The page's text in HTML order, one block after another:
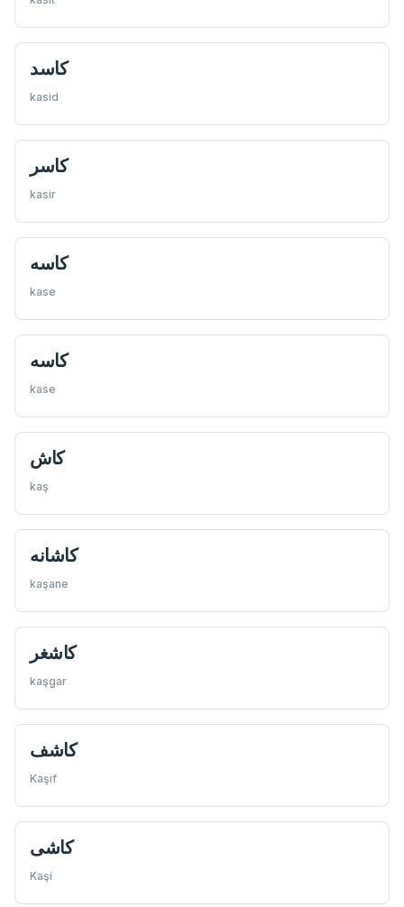
كاسد
kasid
كاسر
kasir
كاسه
kase
كاسه
kase
كاش
kaş
كاشانه
kaşane
كاشغر
kaşgar
كاشف
Kaşif
كاشی
Kaşi